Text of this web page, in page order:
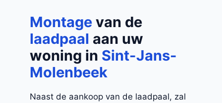
Montage van de
laadpaal aan uw
woning in Sint-Jans-
Molenbeek
Naast de aankoop van de laadpaal, zal